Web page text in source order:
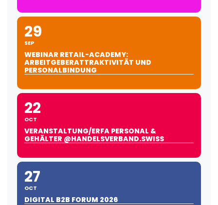
29
SEP
WEBINAR RETAIL-ACADEMY:
ARBEITGEBERATTRAKTIVITÄT UND
PERSONALBINDUNG
22
OCT
VERANSTALTUNG/ERFA PERSONAL &
GEHÄLTER @HANDELSVERBAND.SWISS
27
OCT
DIGITAL B2B FORUM 2026